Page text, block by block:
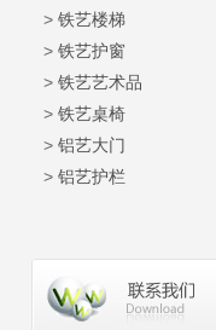
> 铁艺楼梯
> 铁艺护窗
> 铁艺艺术品
> 铁艺桌椅
> 铝艺大门
> 铝艺护栏